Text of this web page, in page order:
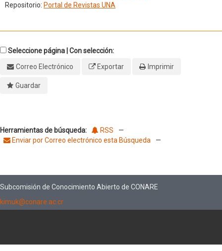
Repositorio: Portal de Revistas UNA
Seleccione página | Con selección:
Correo Electrónico
Exportar Imprimir
Guardar
Herramientas de búsqueda: RSS
—
Enviar por Correo electrónico esta Búsqueda
—
Subcomisión de Conocimiento Abierto de CONARE
kimuk@conare.ac.cr